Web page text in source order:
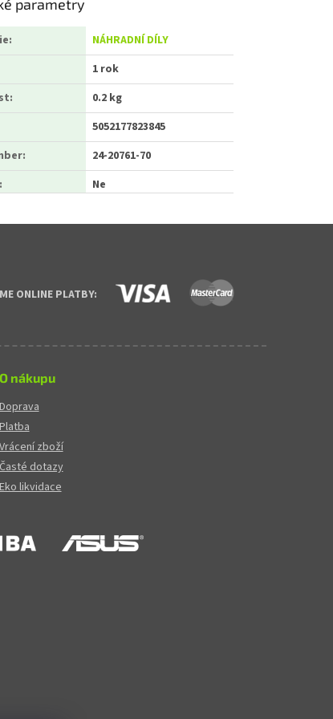
parametry
:
NÁHRADNÍ DÍLY
1 rok
:
0.2 kg
5052177823845
:
24-20761-70
: Ne
ONLINE PLATBY:
O nákupu
zboží
dotazy
likvidace